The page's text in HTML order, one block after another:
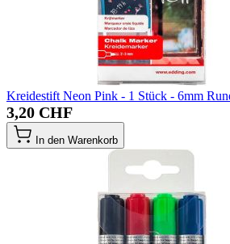
Kreidestift Neon Pink - 1 Stück - 6mm
3,20 CHF
In den Warenkorb